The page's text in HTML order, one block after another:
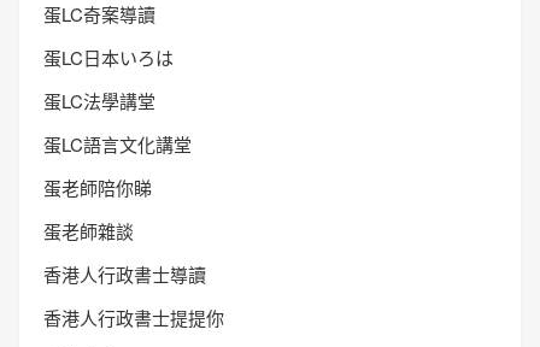
蛋LC奇案導讀
蛋LC日本いろは
蛋LC法學講堂
蛋LC語言文化講堂
蛋老師陪你睇
蛋老師雜談
香港人行政書士導讀
香港人行政書士提提你